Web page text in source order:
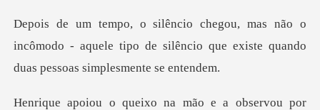
o
incômodo - aquele tipo de silêncio que exis
ixo na mão e a observ